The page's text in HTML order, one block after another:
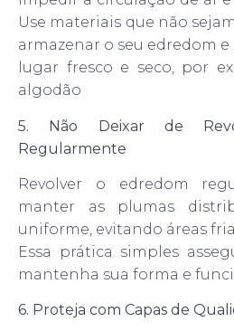
Use materiais que não
armazenar o seu edredom
lugar fresco e seco, por
algodão
5. Não Deixar de
Regularmente
Revolver o edredom
manter as plumas
uniforme, evitando áreas
Essa prática simples
mantenha sua forma e
6. Proteja com Capas de